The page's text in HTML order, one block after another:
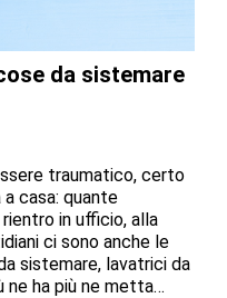
da sistemare
traumatico, certo
casa: quante
in ufficio, alla
ci sono anche le
sistemare, lavatrici da
ne ha più ne metta…